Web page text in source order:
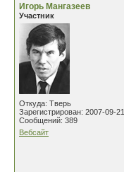
Игорь Мангазеев
Участник
Откуда: Тверь
Зарегистрирован: 2007-09-21
Сообщений: 389
Вебсайт